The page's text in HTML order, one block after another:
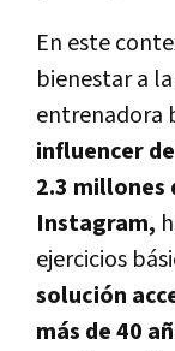
En este
bienestar a
entrenadora
influencer
2.3 millones
Instagram,
ejercicios
solución
más de 40